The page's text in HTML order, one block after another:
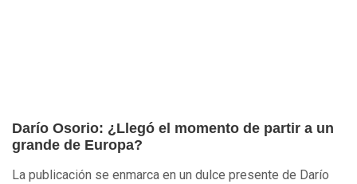
Darío Osorio: ¿Llegó el momento de partir a un
grande de Europa?
La publicación se enmarca en un dulce presente de Darío